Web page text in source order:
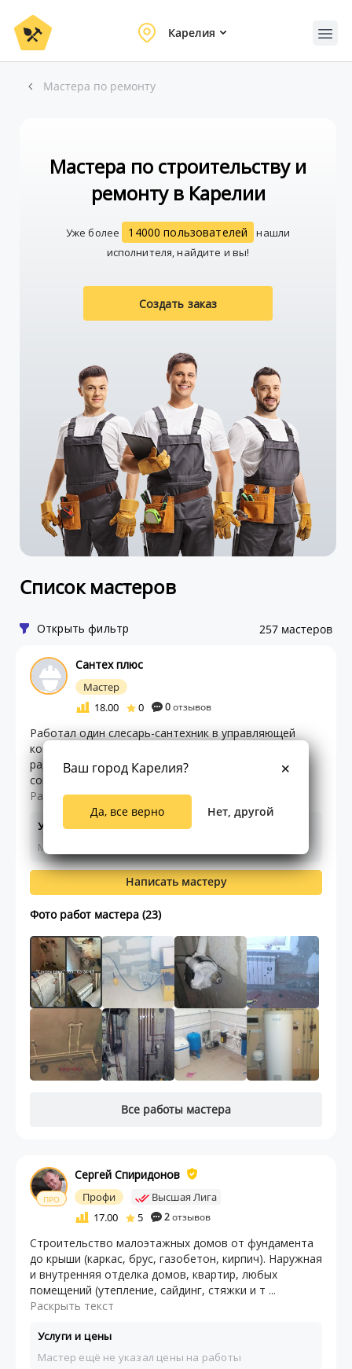
Карелия
Мастера по ремонту
Мастера по строительству и
ремонту в Карелии
Уже более 14000 пользователей
нашли
исполнителя, найдите и вы!
Создать заказ
Список мастеров
Открыть фильтр 257 мастеров
Сантех плюс
Мастер
18.00
0 0отзывов
Работал один слесарь-сантехник в управляющей
компании. На работе он чинил розливы, менял
радиаторы, ремонтировал сантехнику. Трудился на
совесть, делал все с душой, и люди тянулись к не ...
Раскрыть текст
Услуги и цены
Мастер ещё не указал цены на работы
Написать мастеру
Фото работ мастера (23)
Все работы мастера
ПРО
Сергей Спиридонов
Профи
Высшая Лига
17.00
5 2отзывов
Строительство малоэтажных домов от фундамента
до крыши (каркас, брус, газобетон, кирпич). Наружная
и внутренняя отделка домов, квартир, любых
помещений (утепление, сайдинг, стяжки и т ...
Раскрыть текст
Услуги и цены
Мастер ещё не указал цены на работы
Ваш город Карелия?
Да, все верно Нет, другой